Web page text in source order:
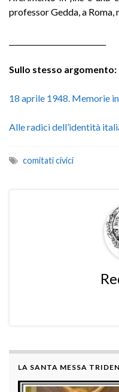
professor Gedda, a Roma,
Sullo stesso argomento:
18 aprile 1948. Memorie
Alle radici dell’identità
comitati civici
LA SANTA MESSA